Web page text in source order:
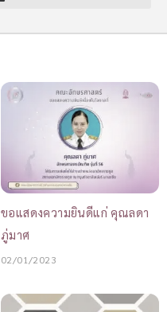
ขอแสดงความยินดีแก่ คุณลดา
ภู่มาศ
02/01/2023